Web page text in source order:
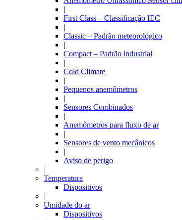
|
First Class – Classificação IEC
|
Classic – Padrão meteorológico
|
Compact – Padrão industrial
|
Cold Climate
|
Pequenos anemômetros
|
Sensores Combinados
|
Anemômetros para fluxo de ar
|
Sensores de vento mecânicos
|
Aviso de perigo
|
Temperatura
Dispositivos
|
Umidade do ar
Dispositivos